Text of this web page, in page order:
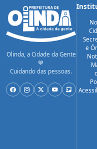
Olinda, a Cidade da Gente
💙
Cuidando das pessoas.
e